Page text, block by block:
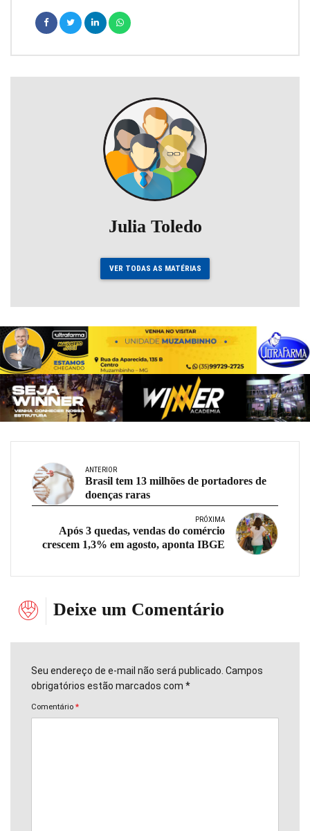
Julia Toledo
VER TODAS AS MATÉRIAS
ANTERIOR
Brasil tem 13 milhões de portadores de
doenças raras
PRÓXIMA
Após 3 quedas, vendas do comércio
crescem 1,3% em agosto, aponta IBGE
Deixe um Comentário
Seu endereço de e-mail não será publicado. Campos
obrigatórios estão marcados com *
Comentário *